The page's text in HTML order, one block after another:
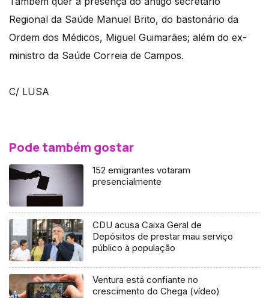
Regional da Saúde Manuel Brito, do bastonário da
Ordem dos Médicos, Miguel Guimarães; além do ex-
ministro da Saúde Correia de Campos.
C/ LUSA
Pode também gostar
152 emigrantes votaram
presencialmente
CDU acusa Caixa Geral de
Depósitos de prestar mau serviço
público à população
Ventura está confiante no
crescimento do Chega (vídeo)